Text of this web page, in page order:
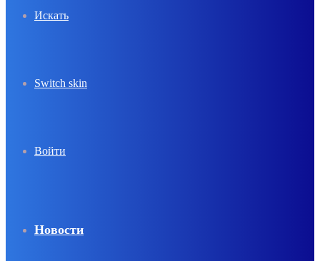
Искать
Switch skin
Войти
Новости